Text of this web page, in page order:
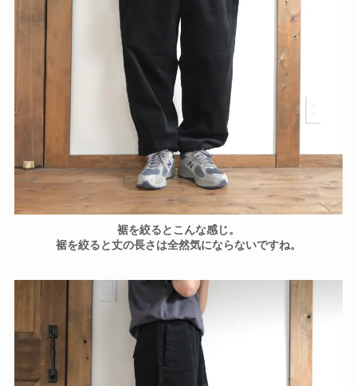
裾を絞るとこんな感じ。
裾を絞ると丈の長さは全然気にならないですね。